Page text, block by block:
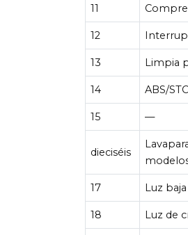
11
12
13 Limpia
14 ABS/
15 —
dieciséis
17 Luz
18 Luz de